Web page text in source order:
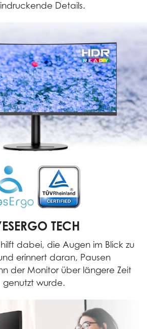
Details.
TECH
hilft dabei, die Augen im Blick zu
erinnert daran, Pausen
der Monitor über längere Zeit
genutzt wurde.